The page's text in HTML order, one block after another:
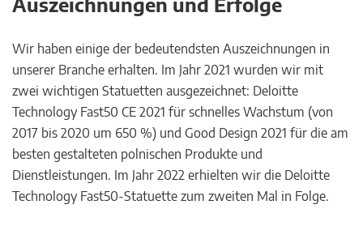
Wir haben einige der bedeutendsten Auszeichnungen in
unserer Branche erhalten. Im Jahr 2021 wurden wir mit
zwei wichtigen Statuetten ausgezeichnet: Deloitte
Technology Fast50 CE 2021 für schnelles Wachstum (von
2017 bis 2020 um 650 %) und Good Design 2021 für die am
besten gestalteten polnischen Produkte und
Dienstleistungen. Im Jahr 2022 erhielten wir die Deloitte
Technology Fast50-Statuette zum zweiten Mal in Folge.